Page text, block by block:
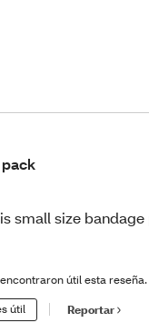
small size
útil esta reseña.
útil Reportar